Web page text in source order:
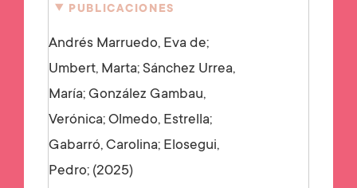
PUBLICACIONES
Andrés Marruedo, Eva de;
Umbert, Marta; Sánchez Urrea,
María; González Gambau,
Verónica; Olmedo, Estrella;
Gabarró, Carolina; Elosegui,
Pedro; 2025